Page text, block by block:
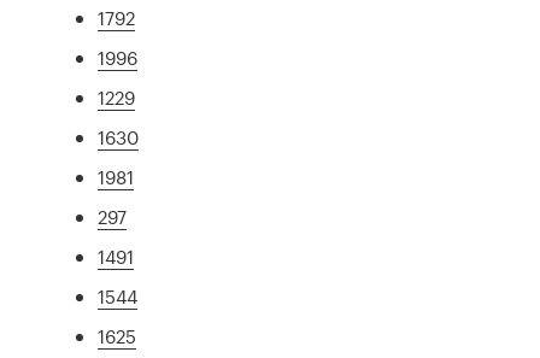
1792
1996
1229
1630
1981
297
1491
1544
1625